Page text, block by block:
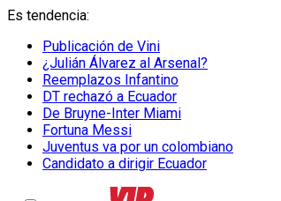
Es tendencia:
Publicación de Vini
¿Julián Álvarez al Arsenal?
Reemplazos Infantino
DT rechazó a Ecuador
De Bruyne-Inter Miami
Fortuna Messi
Juventus va por un colombiano
Candidato a dirigir Ecuador